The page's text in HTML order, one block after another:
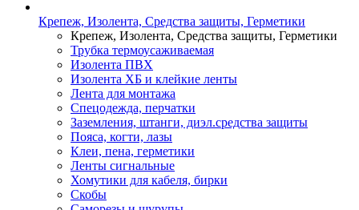
Крепеж, Изолента, Средства защиты, Герметики
Крепеж, Изолента, Средства защиты, Герметики
Трубка термоусаживаемая
Изолента ПВХ
Изолента ХБ и клейкие ленты
Лента для монтажа
Спецодежда, перчатки
Заземления, штанги, диэл.средства защиты
Пояса, когти, лазы
Клеи, пена, герметики
Ленты сигнальные
Хомутики для кабеля, бирки
Скобы